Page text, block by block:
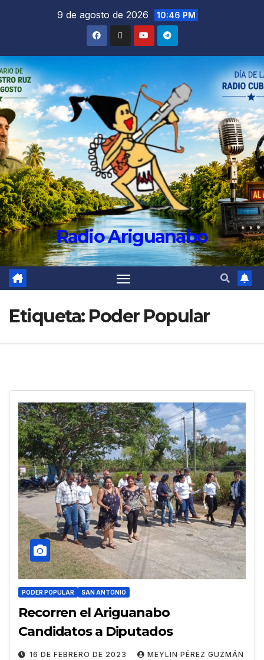
9 de agosto de 2026 10:46 PM
Radio Ariguanabo
Etiqueta: Poder Popular
PODER POPULAR SAN ANTONIO
Recorren el Ariguanabo
Candidatos a Diputados
16 DE FEBRERO DE 2023 MEYLIN PÉREZ GUZMÁN